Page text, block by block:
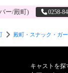
ー/殿町) 0258-
殿町・スナック・ガ
キャストを探